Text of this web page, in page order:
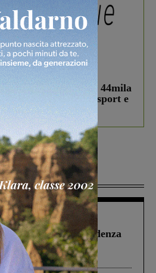
Smart Cities, oltre 44mila
il bando per lo sport e
1 Agosto 2026
oltre la scadenza
d’Italia: “Un